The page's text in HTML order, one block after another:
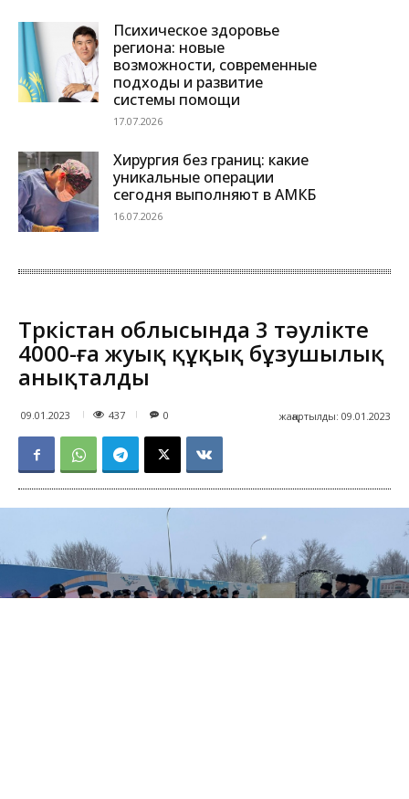
Психическое здоровье
региона: новые
возможности, современные
подходы и развитие
системы помощи
17.07.2026
Хирургия без границ: какие
уникальные операции
сегодня выполняют в АМКБ
16.07.2026